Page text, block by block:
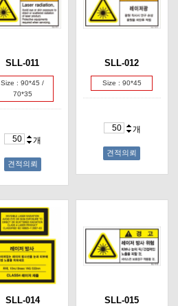
SLL-011
Size : 90*45 /
70*35
개
견적의뢰
SLL-012
Size : 90*45
개
견적의뢰
SLL-014 SLL-015